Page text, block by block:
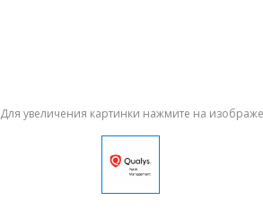
Для увеличения картинки нажмите на